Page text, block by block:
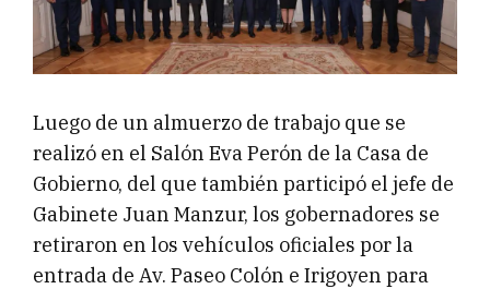
Luego de un almuerzo de trabajo que se
realizó en el Salón Eva Perón de la Casa de
Gobierno, del que también participó el jefe de
Gabinete Juan Manzur, los gobernadores se
retiraron en los vehículos oficiales por la
entrada de Av. Paseo Colón e Irigoyen para